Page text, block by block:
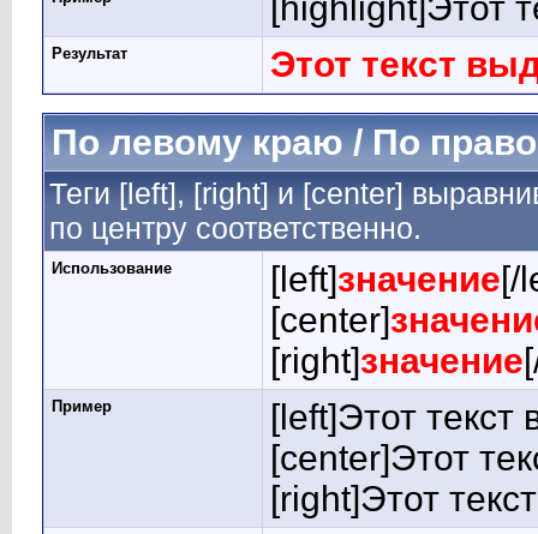
Результат
Этот текст
По левому краю / По
Теги [left], [right] и [center]
по центру соответственно.
Использование [left]значение[/
[center]
[right]значение
Пример
[left]Этот
[center]Этот
[right]Этот